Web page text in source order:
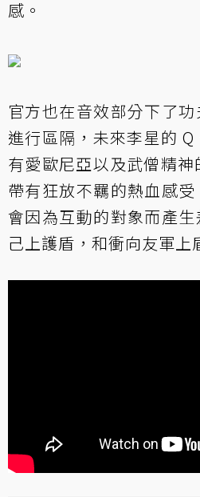
感。
官方也在音效部分下了
進行區隔，未來李星的
有愛歐尼亞以及武僧精神
帶有狂放不羈的熱血感
會因為互動的對象而產
己上護盾，和衝向友軍上